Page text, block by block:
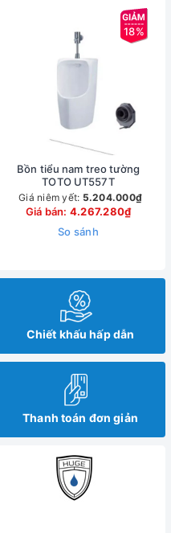
18%
Bồn tiểu nam treo tường
TOTO UT557T
Giá niêm yết: 5.204.000₫
Giá bán: 4.267.280₫
So sánh
Chiết khấu hấp dẫn
Thanh toán đơn giản